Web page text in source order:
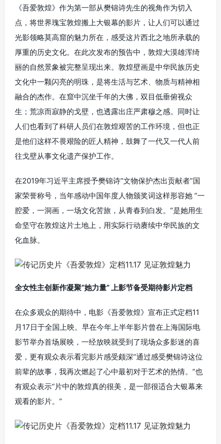
《吾爱敦煌》作为第一部从樊锦诗先生的视角作为切入
点，将世界瑰宝敦煌搬上大银幕的影片，让人们可以通过
光影领略莫高窟的魅力所在，感受这片西北之地所承载的
厚重的历史文化。在此次发布的预告中，敦煌大漠雄浑绮
丽的自然景象被完整呈现出来。敦煌壁画是中华民族历史
文化中一颗闪亮的明珠，是将生活与艺术、物质与精神相
融合的杰作。在窟中沉坐千年的大佛，双目低垂俯视众
生；荒凉而寂静的戈壁，也透露出庄严肃穆之感。同时让
人们也看到了科研人员们在敦煌艰苦的工作环境，但也正
是他们这样不畏艰险的匠人精神，鼓舞了一代又一代人前
往戈壁从事文化遗产保护工作。
在2019年习近平主席授予樊锦诗“文物保护杰出贡献者”国
家荣誉称号，当年感动中国年度人物颁奖词这样形容她 “一
腔爱，一洞画，一场文化苦旅，从青春到白发。”是她用生
命坚守在敦煌这片土地上，用实际行动赓续中华民族的文
化血脉。
全女性主创新作凝聚“她力量” 上影节备受期待影片定档
在众多观众的期待中，电影《吾爱敦煌》宣布正式定档11
月17日于全国上映。早在今年上半年影片曾在上海国际电
影节举办首场展映，一经放映就受到了现场众多影迷的喜
爱，更有观众表示看完影片感受颇深“通过感受樊锦诗这位
前辈的故事，我再次燃起了心中最初对于艺术的热情。”也
有观众表示“片中的敦煌真的很美，是一部很适合大银幕来
观看的影片。”